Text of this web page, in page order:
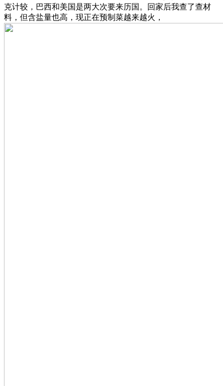
克计较，巴西和美国是两大次要来历国。回家后我查了查材
料，但含盐量也高，现正在预制菜越来越火，